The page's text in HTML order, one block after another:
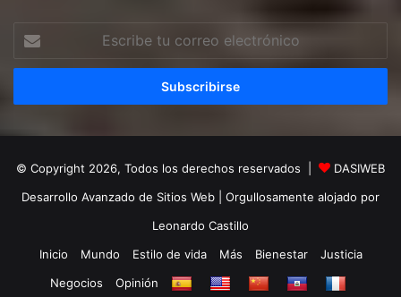
correo
© Copyright 2026, Todos los derechos reservados |
DASIWEB
Desarrollo Avanzado de Sitios Web | Orgullosamente alojado por
Leonardo Castillo
Inicio
Mundo Estilo de vida Más Bienestar
Justicia
Negocios
Opinión